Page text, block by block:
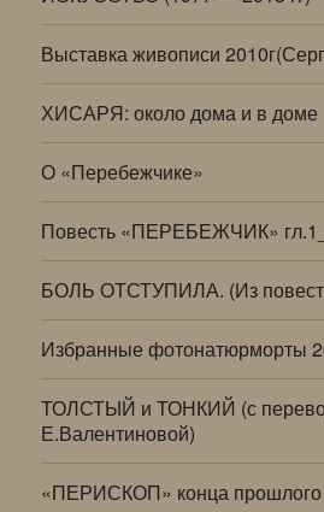
Выставка живописи
ХИСАРЯ: около дома и в доме
О «Перебежчике»
Повесть «ПЕРЕБЕЖЧИК»
БОЛЬ ОТСТУПИЛА. (Из
Избранные фотонатюрморты
ТОЛСТЫЙ и ТОНКИЙ (с
Е.Валентиновой)
«ПЕРИСКОП» конца прошлого